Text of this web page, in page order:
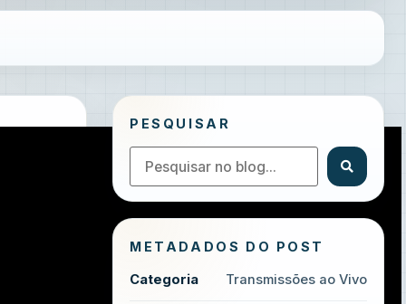
PESQUISAR
METADADOS DO POST
Categoria Transmissões ao Vivo